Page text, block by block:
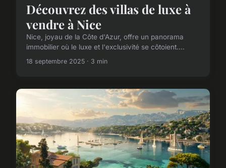
Découvrez des villas de luxe à
vendre à Nice
Nice, joyau de la Côte d'Azur, offre un panorama
immobilier où le luxe et l'exclusivité se côtoient....
18 septembre 2025 · 3 min